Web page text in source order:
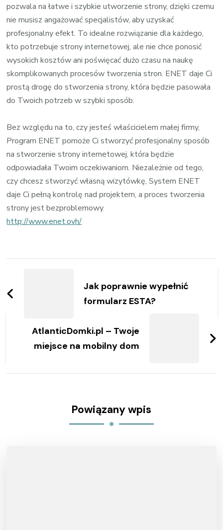
pozwala na łatwe i szybkie utworzenie strony, dzięki czemu
nie musisz angażować specjalistów, aby uzyskać
profesjonalny efekt. To idealne rozwiązanie dla każdego,
kto potrzebuje strony internetowej, ale nie chce ponosić
wysokich kosztów ani poświęcać dużo czasu na naukę
skomplikowanych procesów tworzenia stron. ENET daje Ci
prostą drogę do stworzenia strony, która będzie pasowała
do Twoich potrzeb w szybki sposób.
Bez względu na to, czy jesteś właścicielem małej firmy,
Program ENET pomoże Ci stworzyć profesjonalny sposób
na stworzenie strony internetowej, która będzie
odpowiadała Twoim oczekiwaniom. Niezależnie od tego,
czy chcesz stworzyć własną wizytówkę, System ENET
daje Ci pełną kontrolę nad projektem, a proces tworzenia
strony jest bezproblemowy.
http://www.enet.ovh/
wpisy
Jak poprawnie wypełnić
formularz ESTA?
AtlanticDomki.pl – Twoje
miejsce na mobilny dom
Powiązany wpis